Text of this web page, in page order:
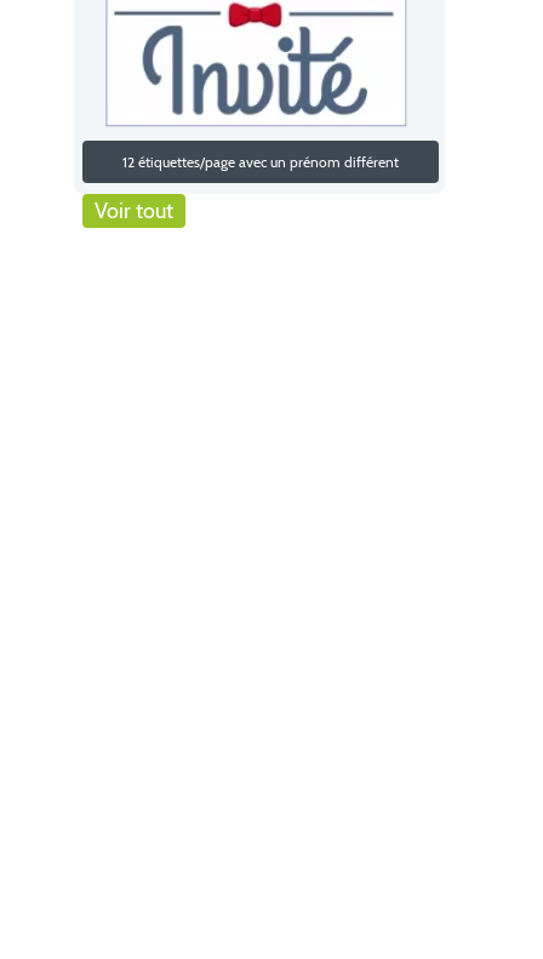
12 étiquettes/page avec un prénom différent
Voir tout